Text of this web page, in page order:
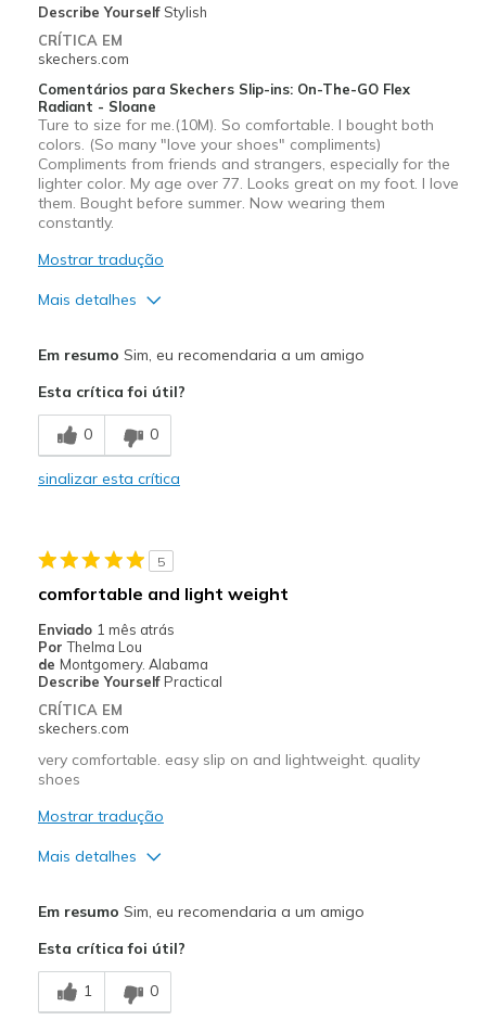
Describe Yourself Stylish
CRÍTICA EM
skechers.com
Comentários para Skechers Slip-ins: On-The-GO Flex
Radiant - Sloane
Ture to size for me.(10M). So comfortable. I bought both
colors. (So many "love your shoes" compliments)
Compliments from friends and strangers, especially for the
lighter color. My age over 77. Looks great on my foot. I love
them. Bought before summer. Now wearing them
constantly.
Mostrar tradução
Mais detalhes
Breathe Well
Comfortable
Going Out
Special Occasions
Travel
Width
Sizing
Em resumo Sim, eu recomendaria a um amigo
Esta crítica foi útil?
0 0
sinalizar esta crítica
5
comfortable and light weight
Enviado 1 mês atrás
Por Thelma Lou
de Montgomery. Alabama
Describe Yourself Practical
CRÍTICA EM
skechers.com
very comfortable. easy slip on and lightweight. quality
shoes
Mostrar tradução
Mais detalhes
Comfortable
easy slip on
Em resumo Sim, eu recomendaria a um amigo
Esta crítica foi útil?
1 0